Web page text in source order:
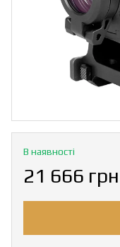
В наявності
21 666 грн